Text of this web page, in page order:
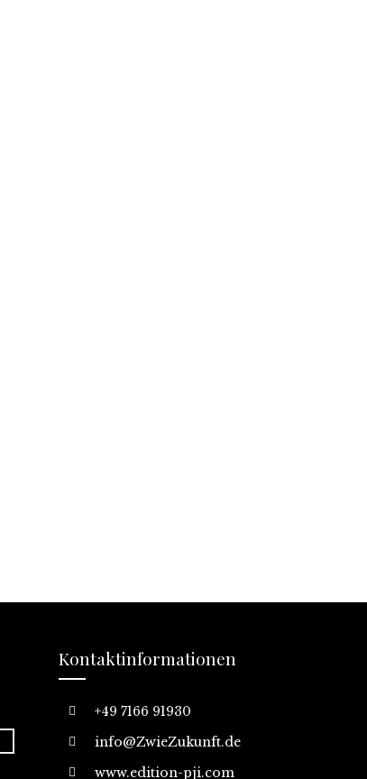
Kontaktinformationen
+49 7166 91930
info@ZwieZukunft.de
www.edition-pji.com